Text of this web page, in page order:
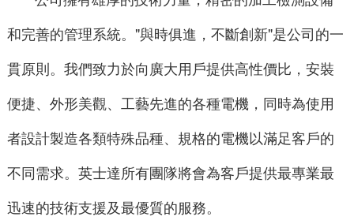
和完善的管理系統。"與時俱進，不斷創新"是公司的一
貫原則。我們致力於向廣大用戶提供高性價比，安裝
便捷、外形美觀、工藝先進的各種電機，同時為使用
者設計製造各類特殊品種、規格的電機以滿足客戶的
不同需求。英士達所有團隊將會為客戶提供最專業最
迅速的技術支援及最優質的服務。